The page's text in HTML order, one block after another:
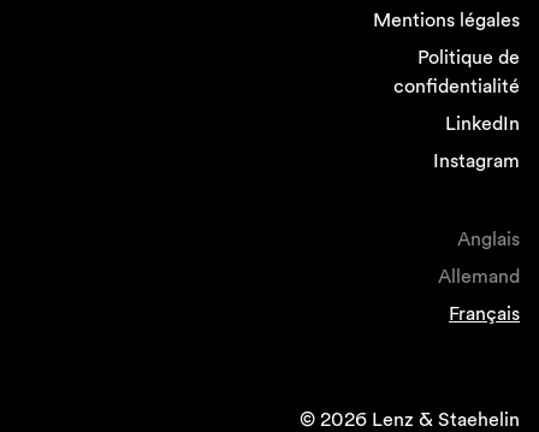
Mentions légales
Politique de
confidentialité
LinkedIn
Instagram
Anglais
Allemand
Français
© 2026 Lenz & Staehelin